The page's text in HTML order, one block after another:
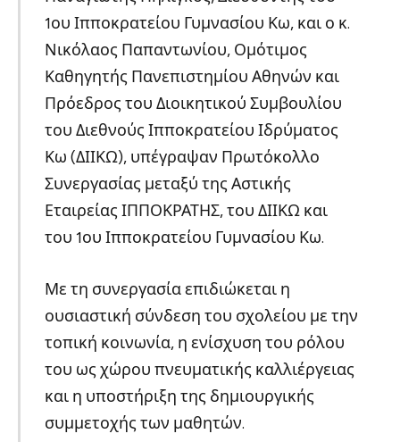
1ου Ιπποκρατείου Γυμνασίου Κω, και ο κ.
Νικόλαος Παπαντωνίου, Ομότιμος
Καθηγητής Πανεπιστημίου Αθηνών και
Πρόεδρος του Διοικητικού Συμβουλίου
του Διεθνούς Ιπποκρατείου Ιδρύματος
Κω (ΔΙΙΚΩ), υπέγραψαν Πρωτόκολλο
Συνεργασίας μεταξύ της Αστικής
Εταιρείας ΙΠΠΟΚΡΑΤΗΣ, του ΔΙΙΚΩ και
του 1ου Ιπποκρατείου Γυμνασίου Κω.
Με τη συνεργασία επιδιώκεται η
ουσιαστική σύνδεση του σχολείου με την
τοπική κοινωνία, η ενίσχυση του ρόλου
του ως χώρου πνευματικής καλλιέργειας
και η υποστήριξη της δημιουργικής
συμμετοχής των μαθητών.